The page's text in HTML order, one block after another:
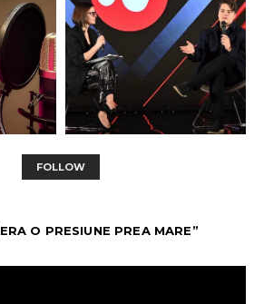
FOLLOW
O PRESIUNE PREA MARE”